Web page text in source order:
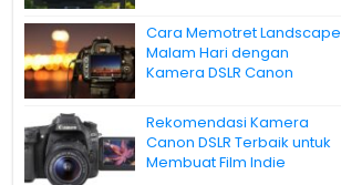
Cara Memotret Landscape
Malam Hari dengan
Kamera DSLR Canon
Rekomendasi Kamera
Canon DSLR Terbaik untuk
Membuat Film Indie